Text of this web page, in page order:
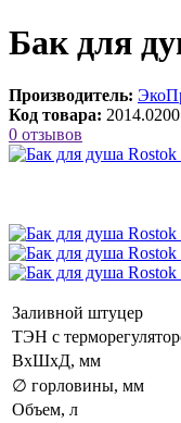
Бак для
Производитель:
Код товара:
0 отзывов
Заливной штуцер
ТЭН с
ВxШxД, мм
∅ горловины, мм
Объем, л